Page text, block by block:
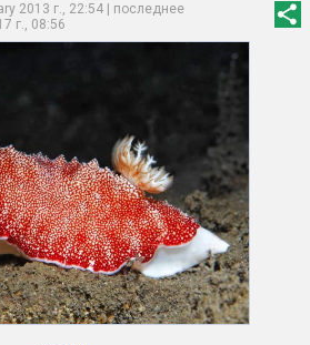
2013 г., 22:54 | последнее
г., 08:56